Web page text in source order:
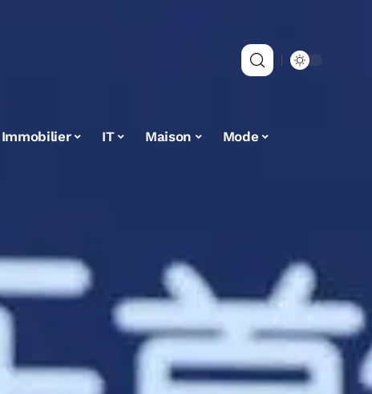
Immobilier IT Maison Mode